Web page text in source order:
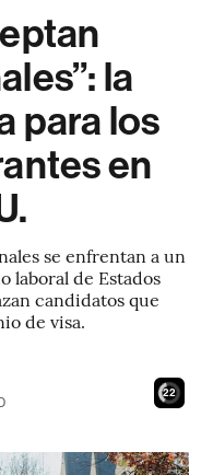
la
para los
en
se enfrentan a un
laboral de Estados
candidatos que
de visa.
21